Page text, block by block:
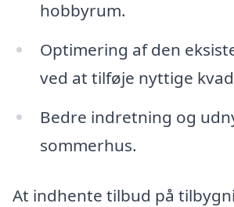
hobbyrum.
Optimering af den
ved at tilføje nyttige
Bedre indretning og
sommerhus.
At indhente tilbud på